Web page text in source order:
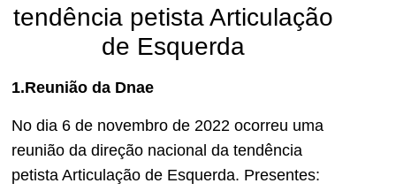
tendência petista Articulação
de Esquerda
1.Reunião da Dnae
No dia 6 de novembro de 2022 ocorreu uma
reunião da direção nacional da tendência
petista Articulação de Esquerda. Presentes: